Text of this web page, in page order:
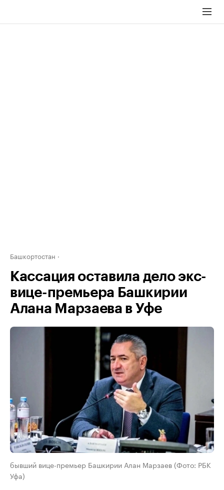
Башкортостан
Кассация оставила дело экс-
вице-премьера Башкирии
Алана Марзаева в Уфе
бывший вице-премьер Башкирии Алан Марзаев (Фото: РБК
Уфа)